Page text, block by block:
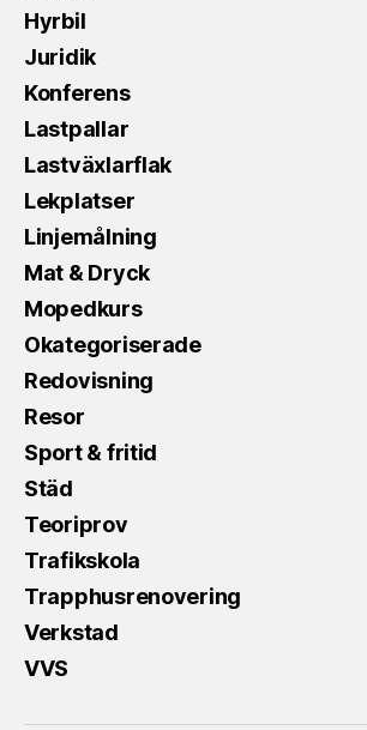
Hyrbil
Juridik
Konferens
Lastpallar
Lastväxlarflak
Lekplatser
Linjemålning
Mat & Dryck
Mopedkurs
Okategoriserade
Redovisning
Resor
Sport & fritid
Städ
Teoriprov
Trafikskola
Trapphusrenovering
Verkstad
VVS